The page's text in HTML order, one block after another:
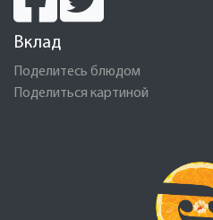
Вклад
Поделитесь блюдом
Поделиться картиной